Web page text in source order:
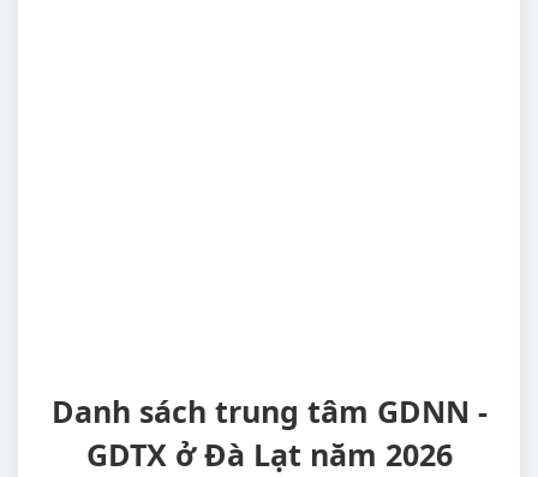
Danh sách trung tâm GDNN -
GDTX ở Đà Lạt năm 2026